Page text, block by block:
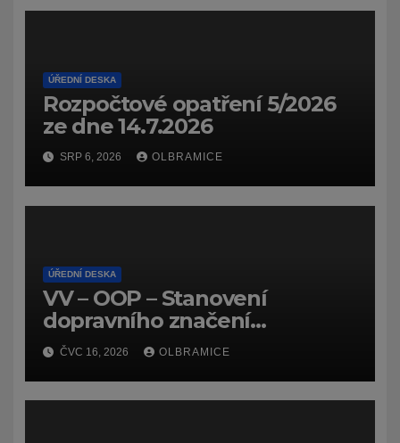
ÚŘEDNÍ DESKA
Rozpočtové opatření 5/2026
ze dne 14.7.2026
SRP 6, 2026 OLBRAMICE
ÚŘEDNÍ DESKA
VV – OOP – Stanovení
dopravního značení
(dočasného) č.
7159/26/Olbramice
ČVC 16, 2026 OLBRAMICE